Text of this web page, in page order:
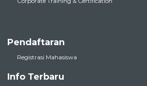
Pendaftaran
Registrasi Mahasiswa
Info Terbaru